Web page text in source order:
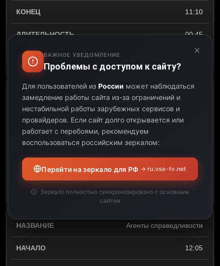
11:10
00:45
Агенты справедливости
00:55
Открыть описание
Агенты справедливости
12:05
×
ВАЖНОЕ УВЕДОМЛЕНИЕ
Проблемы с доступом к сайту?
Для пользователей из России может наблюдаться
замедление работы сайта из-за ограничений и
нестабильной работы зарубежных сервисов и
провайдеров. Если сайт долго открывается или
работает с перебоями, рекомендуем
воспользоваться российским зеркалом:
Перейти на зеркало для РФ → ru.vse-tv.net
Зеркало полностью синхронизировано с основным
сайтом